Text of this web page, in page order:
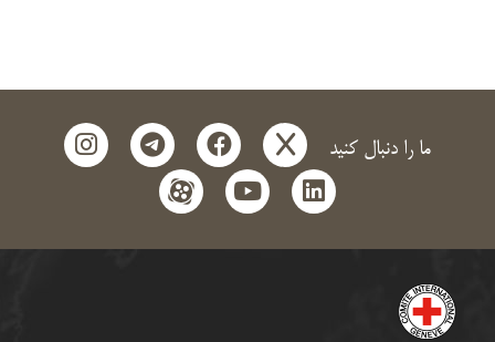
ما را دنبال کنید x
facebook
telegram
instagram
linkedin
youtube
aparat